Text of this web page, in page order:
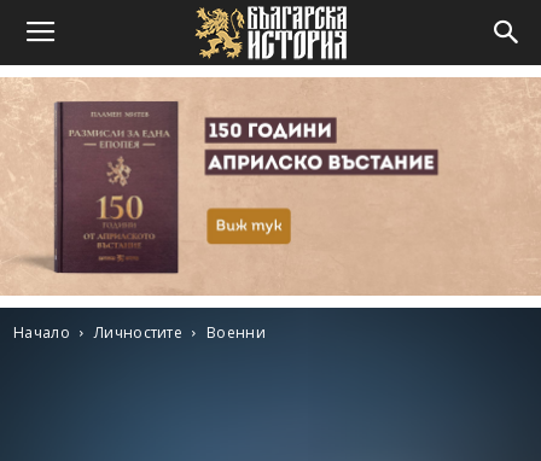
Начало Личностите Военни